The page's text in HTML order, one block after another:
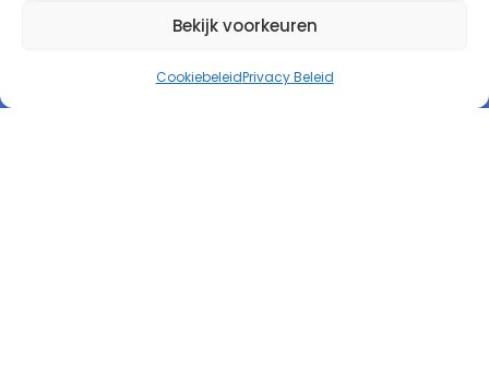
Bekijk voorkeuren
CookiebeleidPrivacy Beleid